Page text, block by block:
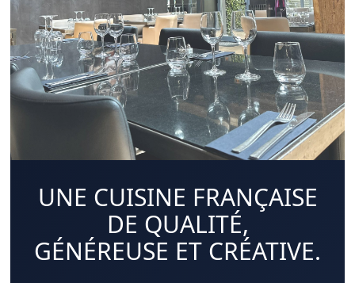
UNE CUISINE FRANÇAISE
DE QUALITÉ,
GÉNÉREUSE ET CRÉATIVE.